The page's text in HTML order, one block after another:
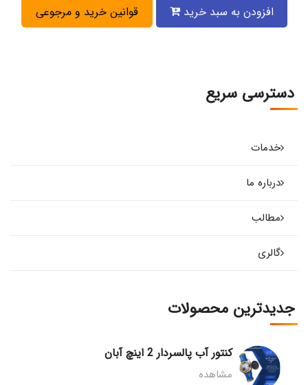
افزودن به سبد خرید قوانین خرید و مرجوعی
دسترسی سریع
خدمات
درباره ما
مطالب
گالری
جدیدترین محصولات
کنتور آب پالسردار 2 اینچ آبان
مشاهده